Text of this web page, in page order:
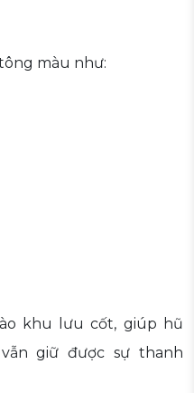
màu như:
khu lưu cốt, giúp hũ
giữ được sự thanh